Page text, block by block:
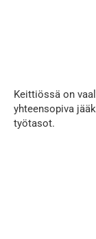
Keittiössä on
yhteensopiva
työtasot.